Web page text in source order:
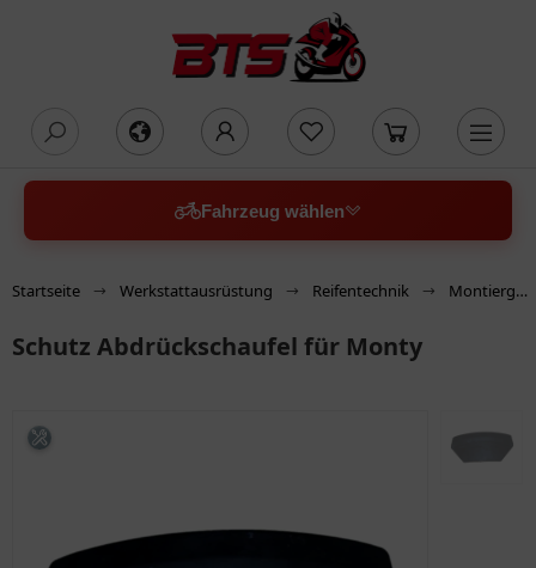
Fahrzeug wählen
Startseite Werkstattausrüstung Reifentechnik Montiergeräteersatzteile
Schutz Abdrückschaufel für Monty